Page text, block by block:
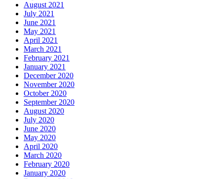
August 2021
July 2021
June 2021
May 2021
April 2021
March 2021
February 2021
January 2021
December 2020
November 2020
October 2020
September 2020
August 2020
July 2020
June 2020
May 2020
April 2020
March 2020
February 2020
January 2020